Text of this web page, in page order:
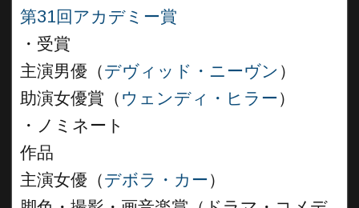
第31回アカデミー賞
・受賞
主演男優（デヴィッド・ニーヴン ）
助演女優賞（ ウェンディ・ヒラー）
・ノミネート
作品
主演女優（デボラ・カー）